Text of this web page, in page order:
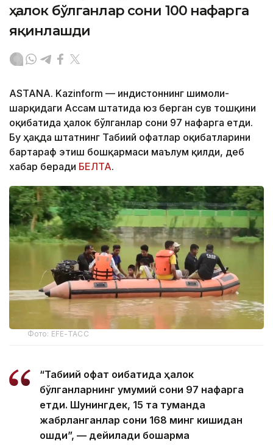
ҳалок бўлганлар сони 100 нафарга
яқинлашди
ASTANA. Kazinform — Ҳиндистоннинг шимоли-
шарқидаги Ассам штатида юз берган сув тошқини
оқибатида ҳалок бўлганлар сони 97 нафарга етди.
Бу ҳақда штатнинг Табиий офатлар оқибатларини
бартараф этиш бошқармаси маълум қилди, деб
хабар беради БЕЛТА.
Фото: EFE-ТАСС
“Табиий офат оқибатида ҳалок
бўлганларнинг умумий сони 97 нафарга
етди. Шунингдек, 15 та туманда
жабрланганлар сони 168 минг кишидан
ошди”, — дейилади бошқарма